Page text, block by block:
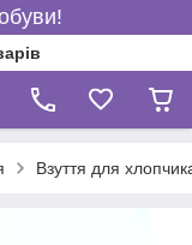
Взуття для